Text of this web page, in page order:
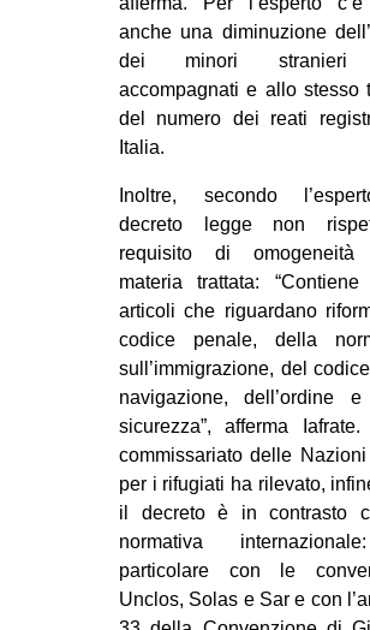
anche una diminuzione
dei minori stranieri
accompagnati e allo stesso
del numero dei reati
Italia.
Inoltre, secondo
decreto legge non
requisito di omogeneità
materia trattata: “Contiene
articoli che riguardano
codice penale, della
sull’immigrazione, del
navigazione, dell’ordine
sicurezza”, afferma Iafrate.
commissariato delle
per i rifugiati ha rilevato,
il decreto è in contrasto
normativa
particolare con le
Unclos, Solas e Sar e con